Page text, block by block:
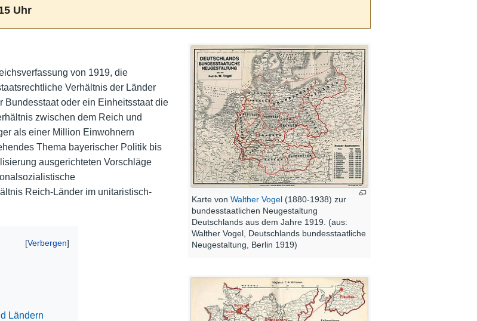
Nutzungshinweise
Uhr
Karte vonWalther Vogel (1880-1938) zur
bundesstaatlichen Neugestaltung
Deutschlands aus dem Jahre 1919. (aus:
Walther Vogel, Deutschlands bundesstaatliche
Neugestaltung, Berlin 1919)
von 1919, die
Verhältnis der Länder
Bundesstaat oder ein Einheitsstaat die
zwischen dem Reich und
als einer Million Einwohnern
Thema bayerischer Politik bis
ausgerichteten Vorschläge
Reich-Länder im unitaristisch-
Ländern